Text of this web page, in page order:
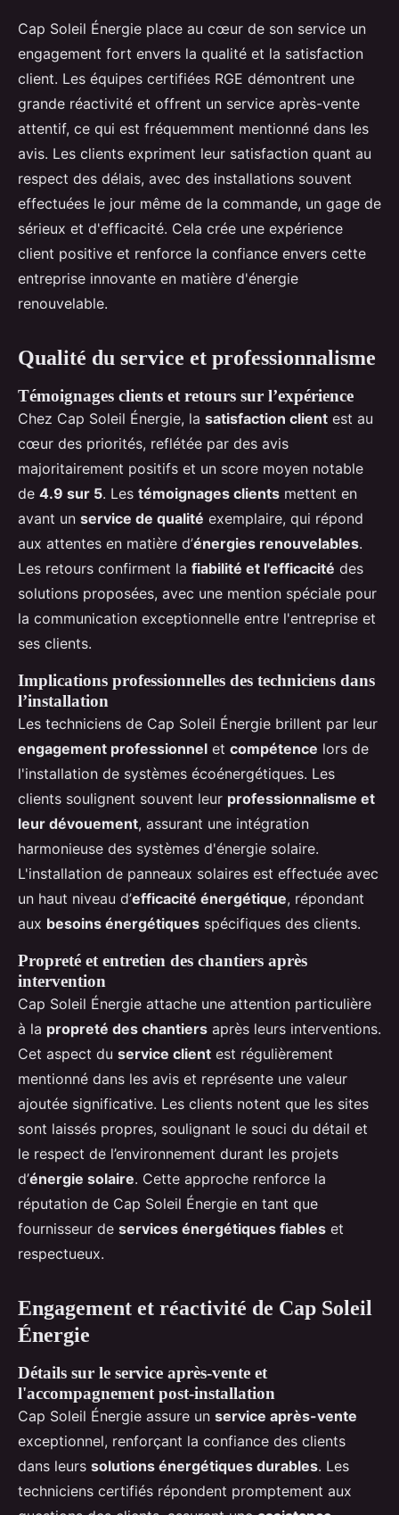
Cap Soleil Énergie place au cœur de son service un
engagement fort envers la qualité et la satisfaction
client. Les équipes certifiées RGE démontrent une
grande réactivité et offrent un service après-vente
attentif, ce qui est fréquemment mentionné dans les
avis. Les clients expriment leur satisfaction quant au
respect des délais, avec des installations souvent
effectuées le jour même de la commande, un gage de
sérieux et d'efficacité. Cela crée une expérience
client positive et renforce la confiance envers cette
entreprise innovante en matière d'énergie
renouvelable.
Qualité du service et professionnalisme
Témoignages clients et retours sur l’expérience
Chez Cap Soleil Énergie, la satisfaction client est au
cœur des priorités, reflétée par des avis
majoritairement positifs et un score moyen notable
de 4.9 sur 5. Les témoignages clients mettent en
avant un service de qualité exemplaire, qui répond
aux attentes en matière d’énergies renouvelables.
Les retours confirment la fiabilité et l'efficacité des
solutions proposées, avec une mention spéciale pour
la communication exceptionnelle entre l'entreprise et
ses clients.
Implications professionnelles des techniciens dans
l’installation
Les techniciens de Cap Soleil Énergie brillent par leur
engagement professionnel et compétence lors de
l'installation de systèmes écoénergétiques. Les
clients soulignent souvent leur professionnalisme et
leur dévouement, assurant une intégration
harmonieuse des systèmes d'énergie solaire.
L'installation de panneaux solaires est effectuée avec
un haut niveau d’efficacité énergétique, répondant
aux besoins énergétiques spécifiques des clients.
Propreté et entretien des chantiers après
intervention
Cap Soleil Énergie attache une attention particulière
à la propreté des chantiers après leurs interventions.
Cet aspect du service client est régulièrement
mentionné dans les avis et représente une valeur
ajoutée significative. Les clients notent que les sites
sont laissés propres, soulignant le souci du détail et
le respect de l’environnement durant les projets
d’énergie solaire. Cette approche renforce la
réputation de Cap Soleil Énergie en tant que
fournisseur de services énergétiques fiables et
respectueux.
Engagement et réactivité de Cap Soleil
Énergie
Détails sur le service après-vente et
l'accompagnement post-installation
Cap Soleil Énergie assure un service après-vente
exceptionnel, renforçant la confiance des clients
dans leurs solutions énergétiques durables. Les
techniciens certifiés répondent promptement aux